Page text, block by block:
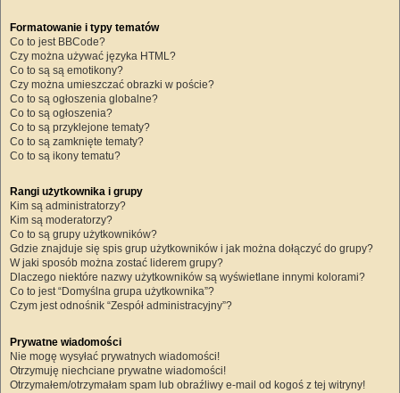
Formatowanie i typy tematów
Co to jest BBCode?
Czy można używać języka HTML?
Co to są są emotikony?
Czy można umieszczać obrazki w poście?
Co to są ogłoszenia globalne?
Co to są ogłoszenia?
Co to są przyklejone tematy?
Co to są zamknięte tematy?
Co to są ikony tematu?
Rangi użytkownika i grupy
Kim są administratorzy?
Kim są moderatorzy?
Co to są grupy użytkowników?
Gdzie znajduje się spis grup użytkowników i jak można dołączyć do grupy?
W jaki sposób można zostać liderem grupy?
Dlaczego niektóre nazwy użytkowników są wyświetlane innymi kolorami?
Co to jest “Domyślna grupa użytkownika”?
Czym jest odnośnik “Zespół administracyjny”?
Prywatne wiadomości
Nie mogę wysyłać prywatnych wiadomości!
Otrzymuję niechciane prywatne wiadomości!
Otrzymałem/otrzymałam spam lub obraźliwy e-mail od kogoś z tej witryny!